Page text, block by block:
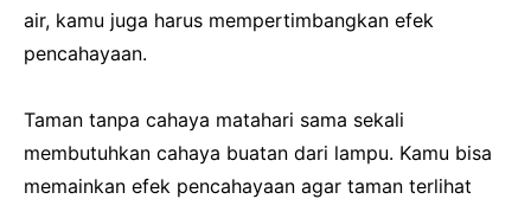
air, kamu juga harus mempertimbangkan efek
pencahayaan.
Taman tanpa cahaya matahari sama sekali
membutuhkan cahaya buatan dari lampu. Kamu bisa
memainkan efek pencahayaan agar taman terlihat